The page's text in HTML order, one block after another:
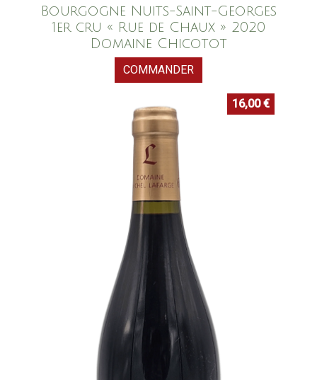
Bourgogne Nuits-Saint-Georges
1er cru « Rue de Chaux » 2020
Domaine Chicotot
COMMANDER
16,00€